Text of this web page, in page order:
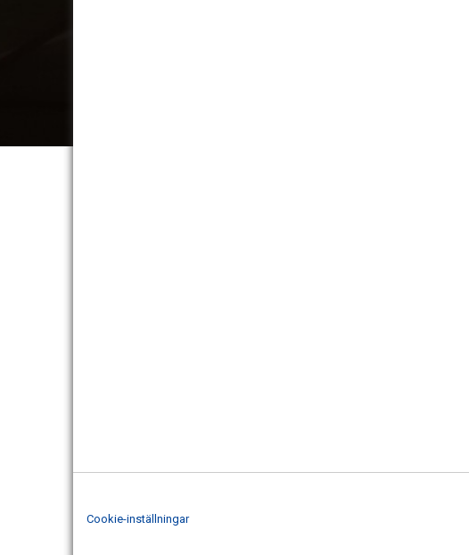
Cookie-inställningar